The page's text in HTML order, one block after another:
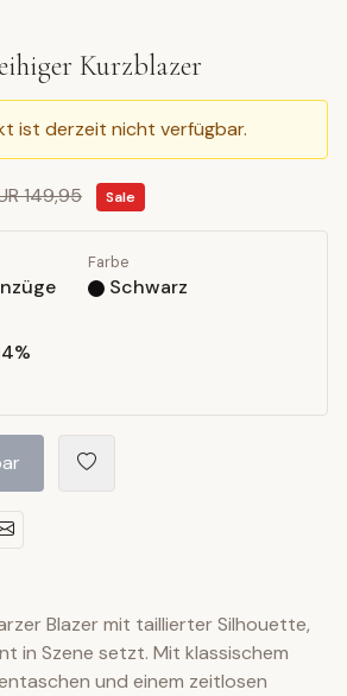
Kurzblazer
ist derzeit nicht verfügbar.
149,95 Sale
Farbe
Schwarz
Blazer mit taillierter Silhouette,
in Szene setzt. Mit klassischem
und einem zeitlosen